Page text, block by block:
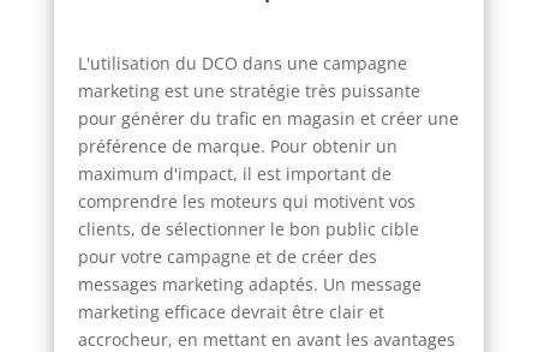
L'utilisation du DCO dans une campagne
marketing est une stratégie très puissante
pour générer du trafic en magasin et créer une
préférence de marque. Pour obtenir un
maximum d'impact, il est important de
comprendre les moteurs qui motivent vos
clients, de sélectionner le bon public cible
pour votre campagne et de créer des
messages marketing adaptés. Un message
marketing efficace devrait être clair et
accrocheur, en mettant en avant les avantages